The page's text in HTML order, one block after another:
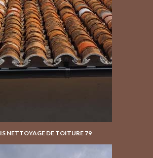
NETTOYAGE DE TOITURE 79